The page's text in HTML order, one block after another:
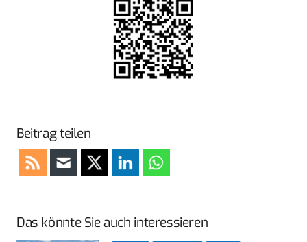
Beitrag teilen
Das könnte Sie auch interessieren